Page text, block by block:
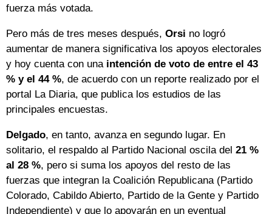
fuerza más votada.
Pero más de tres meses después, Orsi no logró
aumentar de manera significativa los apoyos electorales
y hoy cuenta con una intención de voto de entre el 43
% y el 44 %, de acuerdo con un reporte realizado por el
portal La Diaria, que publica los estudios de las
principales encuestas.
Delgado, en tanto, avanza en segundo lugar. En
solitario, el respaldo al Partido Nacional oscila del 21 %
al 28 %, pero si suma los apoyos del resto de las
fuerzas que integran la Coalición Republicana (Partido
Colorado, Cabildo Abierto, Partido de la Gente y Partido
Independiente) y que lo apoyarán en un eventual